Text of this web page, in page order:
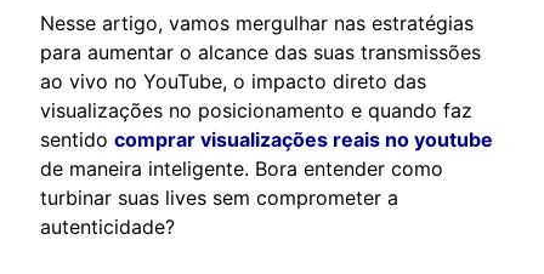
Nesse artigo, vamos mergulhar nas estratégias
para aumentar o alcance das suas transmissões
ao vivo no YouTube, o impacto direto das
visualizações no posicionamento e quando faz
sentido comprar visualizações reais no youtube
de maneira inteligente. Bora entender como
turbinar suas lives sem comprometer a
autenticidade?